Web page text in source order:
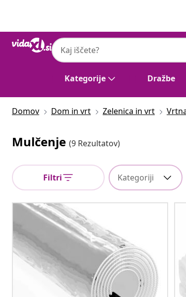
Kategorije Dražbe
Domov Dom in vrt Zelenica in vrt
Mulčenje (9 Rezultatov)
Filtri Kategoriji